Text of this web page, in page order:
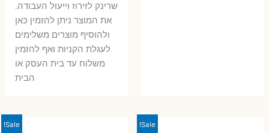
שרינק לזירוז וייעול העבודה.
את המוצר ניתן להזמין כאן
ולהוסיף מוצרים משלימים
לעגלת הקניות ואף להזמין
משלוח עד בית העסק או
הבית
Sale!
Sale!